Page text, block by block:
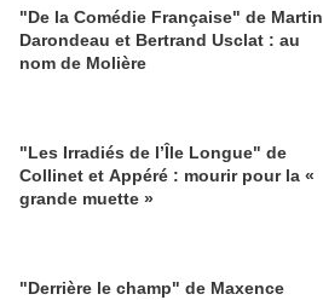
"De la Comédie Française" de Martin
Darondeau et Bertrand Usclat : au
nom de Molière
"Les Irradiés de l’Île Longue" de
Collinet et Appéré : mourir pour la «
grande muette »
"Derrière le champ" de Maxence